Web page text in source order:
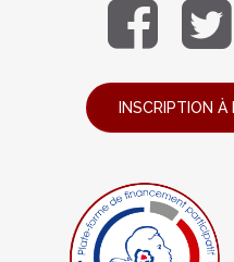
INSCRIPTION